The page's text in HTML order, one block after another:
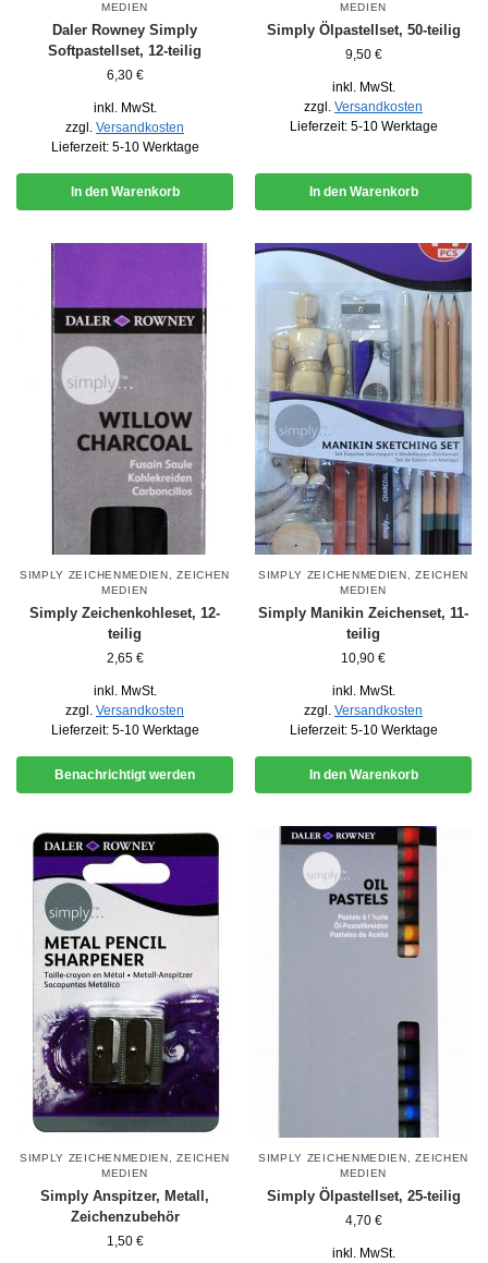
MEDIEN
Daler Rowney Simply
Softpastellset, 12-teilig
6,30 €
inkl. MwSt.
zzgl. Versandkosten
Lieferzeit: 5-10 Werktage
In den Warenkorb
MEDIEN
Simply Ölpastellset, 50-teilig
9,50 €
inkl. MwSt.
zzgl. Versandkosten
Lieferzeit: 5-10 Werktage
In den Warenkorb
SIMPLY ZEICHENMEDIEN ,ZEICHEN
MEDIEN
Simply Zeichenkohleset, 12-
teilig
2,65 €
inkl. MwSt.
zzgl. Versandkosten
Lieferzeit: 5-10 Werktage
Benachrichtigt werden
SIMPLY ZEICHENMEDIEN ,ZEICHEN
MEDIEN
Simply Manikin Zeichenset, 11-
teilig
10,90 €
inkl. MwSt.
zzgl. Versandkosten
Lieferzeit: 5-10 Werktage
In den Warenkorb
SIMPLY ZEICHENMEDIEN ,ZEICHEN
MEDIEN
Simply Anspitzer, Metall,
Zeichenzubehör
1,50 €
SIMPLY ZEICHENMEDIEN ,ZEICHEN
MEDIEN
Simply Ölpastellset, 25-teilig
4,70 €
inkl. MwSt.